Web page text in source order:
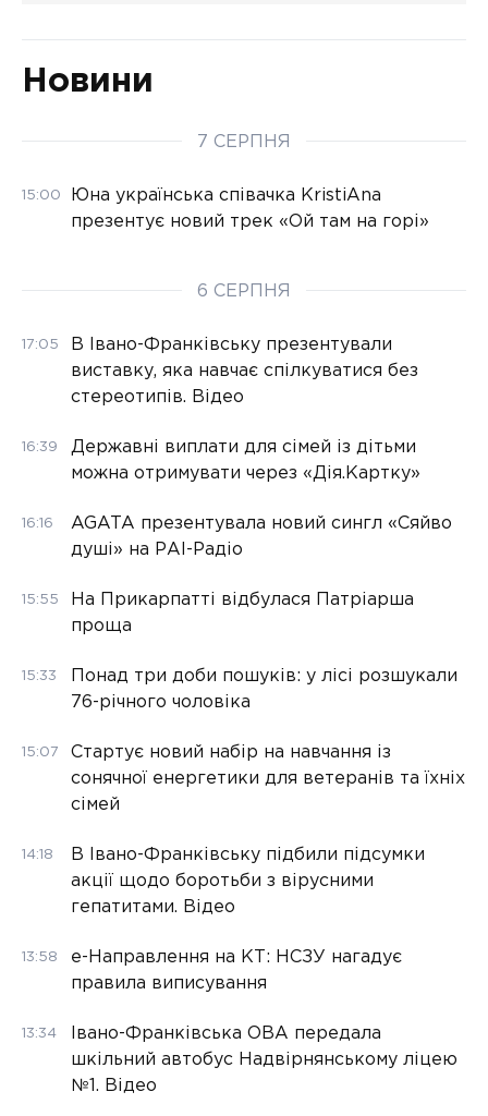
Новини
7 СЕРПНЯ
15:00
Юна українська співачка KristiAna
презентує новий трек «Ой там на горі»
6 СЕРПНЯ
17:05
В Івано-Франківську презентували
виставку, яка навчає спілкуватися без
стереотипів. Відео
16:39
Державні виплати для сімей із дітьми
можна отримувати через «Дія.Картку»
16:16
AGATA презентувала новий сингл «Сяйво
душі» на РАІ-Радіо
15:55
На Прикарпатті відбулася Патріарша
проща
15:33
Понад три доби пошуків: у лісі розшукали
76-річного чоловіка
15:07
Стартує новий набір на навчання із
сонячної енергетики для ветеранів та їхніх
сімей
14:18
В Івано-Франківську підбили підсумки
акції щодо боротьби з вірусними
гепатитами. Відео
13:58
е-Направлення на КТ: НСЗУ нагадує
правила виписування
13:34
Івано-Франківська ОВА передала
шкільний автобус Надвірнянському ліцею
№1. Відео